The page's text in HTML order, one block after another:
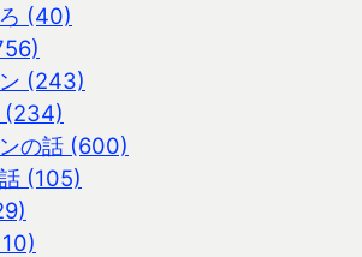
(40)
(243)
(234)
の話 (600)
(105)